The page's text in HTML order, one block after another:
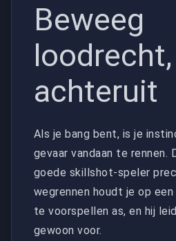
Beweeg
achteruit
Als je bang bent, is je
gevaar vandaan te rennen.
goede skillshot-speler
wegrennen houdt je op
te voorspellen as, en hij
gewoon voor.